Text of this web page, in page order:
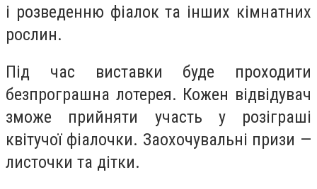
і розведенню фіалок та інших кімнатних
рослин.
Під час виставки буде проходити
безпрограшна лотерея. Кожен відвідувач
зможе прийняти участь у розіграші
квітучої фіалочки. Заохочувальні призи —
листочки та дітки.